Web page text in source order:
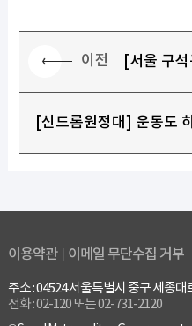
이전 [서울 구
[신드롬원정대] 운동도
이용약관 이메일 무단수집 거부
주소 : 04524 서울특별시 중구 세종대
전화 : 02-120 또는 02-731-2120